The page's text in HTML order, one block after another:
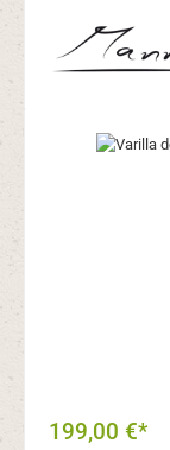
Omitir galería de
199,00 €*